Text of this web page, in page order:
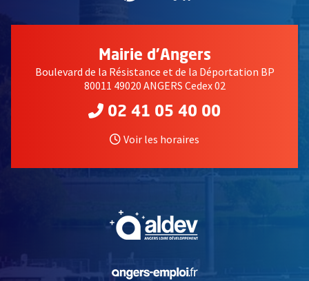
Mairie d'Angers
Boulevard de la Résistance et de la Déportation BP
80011 49020 ANGERS Cedex 02
02 41 05 40 00
Voir les horaires